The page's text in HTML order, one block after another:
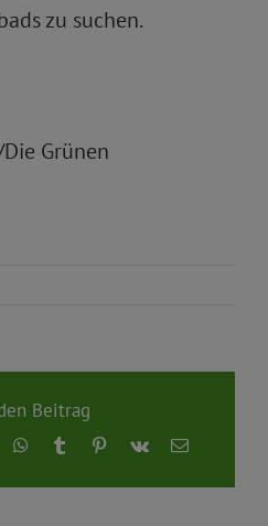
zu suchen.
Grünen
Beitrag
WhatsApp
TumblrPinterest
Vk
E-